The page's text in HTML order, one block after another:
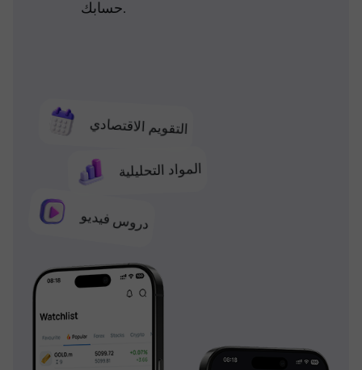
التقويم الاقتصادي
المواد التحليلية
دروس فيديو
حسابك.